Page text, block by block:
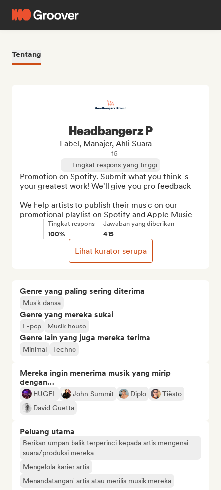
Tentang
Genre yang paling sering diterima
Musik dansa
Genre yang mereka sukai
E-pop Musik house
Genre lain yang juga mereka terima
Minimal Techno
Mereka ingin menerima musik yang mirip
dengan…
HUGEL John Summit Diplo
Tiësto
David Guetta
Peluang utama
Berikan umpan balik terperinci kepada artis mengenai
suara/produksi mereka
Mengelola karier artis
Menandatangani artis atau merilis musik mereka
Headbangerz P
Label, Manajer, Ahli Suara
15
Tingkat respons yang tinggi
Promotion on Spotify. Submit what you think is
your greatest work! We'll give you pro feedback
We help artists to publish their music on our
promotional playlist on Spotify and Apple Music
Tingkat respons
100%
Jawaban yang diberikan
415
Lihat kurator serupa